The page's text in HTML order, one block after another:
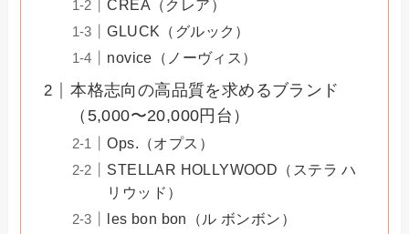
CREA（クレア）
GLUCK（グルック）
novice（ノーヴィス）
本格志向の高品質を求めるブランド
（5,000〜20,000円台）
Ops.（オプス）
STELLAR HOLLYWOOD（ステラ ハ
リウッド）
les bon bon（ル ボンボン）